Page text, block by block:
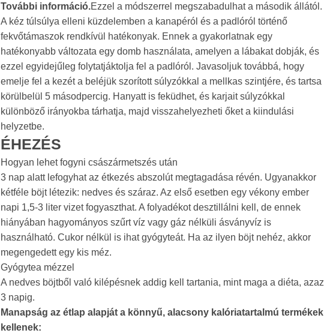
További információ.Ezzel a módszerrel megszabadulhat a második állától.
A kéz túlsúlya elleni küzdelemben a kanapéról és a padlóról történő
fekvőtámaszok rendkívül hatékonyak. Ennek a gyakorlatnak egy
hatékonyabb változata egy domb használata, amelyen a lábakat dobják, és
ezzel egyidejűleg folytatjáktolja fel a padlóról. Javasoljuk továbbá, hogy
emelje fel a kezét a beléjük szorított súlyzókkal a mellkas szintjére, és tartsa
körülbelül 5 másodpercig. Hanyatt is feküdhet, és karjait súlyzókkal
különböző irányokba tárhatja, majd visszahelyezheti őket a kiindulási
helyzetbe.
ÉHEZÉS
Hogyan lehet fogyni császármetszés után
3 nap alatt lefogyhat az étkezés abszolút megtagadása révén. Ugyanakkor
kétféle böjt létezik: nedves és száraz. Az első esetben egy vékony ember
napi 1,5-3 liter vizet fogyaszthat. A folyadékot desztillálni kell, de ennek
hiányában hagyományos szűrt víz vagy gáz nélküli ásványvíz is
használható. Cukor nélkül is ihat gyógyteát. Ha az ilyen böjt nehéz, akkor
megengedett egy kis méz.
Gyógytea mézzel
A nedves böjtből való kilépésnek addig kell tartania, mint maga a diéta, azaz
3 napig.
Manapság az étlap alapját a könnyű, alacsony kalóriatartalmú termékek
kellenek: